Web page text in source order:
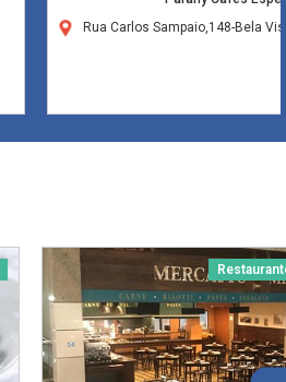
Rua Carlos Sampaio,148-Bela